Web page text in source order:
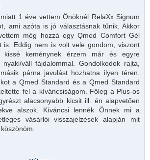
1 éve vettem Önöknél RelaXx Signum
ami azóta is jó választásnak tűnik. Akkor
még hozzá egy Qmed Comfort Gél
is. Eddig nem is volt vele gondom, viszont
kissé keménynek érzem már és egyre
váll fájdalommal. Gondolkodok rajta,
párna javulást hozhatna ilyen téren.
a Qmed Standard és a Qmed Standard
fel a kíváncsiságom. Főleg a Plus-os
alacsonyabb kicsit ill. én alapvetően
alszok. Kíváncsi lennék Önnek mi a
vásárlói visszajelzések alapján mit